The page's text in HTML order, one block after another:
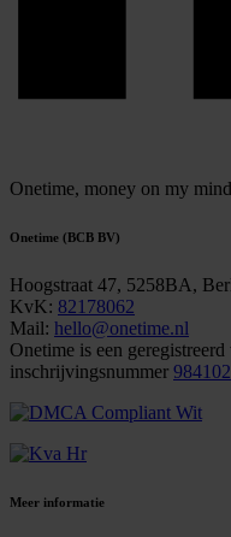
Onetime, money on my mind
Onetime (BCB BV)
Hoogstraat 47, 5258BA,
KvK: 82178062
Mail: hello@onetime.nl
Onetime is een
inschrijvingsnummer 984102
Meer informatie